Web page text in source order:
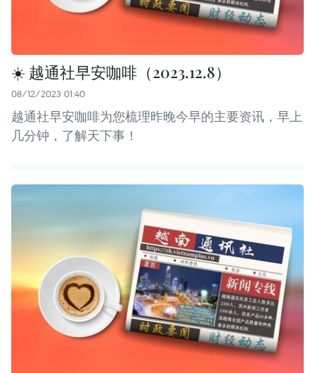
☀️ 越通社早安咖啡（2023.12.8）
08/12/2023 01:40
越通社早安咖啡为您梳理昨晚今早的主要资讯，早上
几分钟，了解天下事！